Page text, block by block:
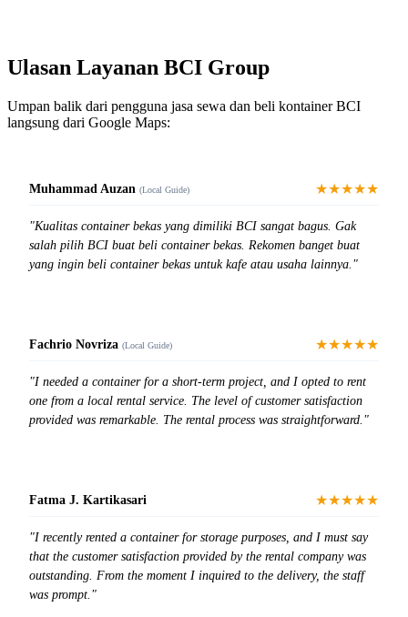
Ulasan Layanan BCI Group
Umpan balik dari pengguna jasa sewa dan beli kontainer BCI
langsung dari Google Maps:
Muhammad Auzan (Local Guide) ★★★★★
"Kualitas container bekas yang dimiliki BCI sangat bagus. Gak
salah pilih BCI buat beli container bekas. Rekomen banget buat
yang ingin beli container bekas untuk kafe atau usaha lainnya."
Fachrio Novriza (Local Guide) ★★★★★
"I needed a container for a short-term project, and I opted to rent
one from a local rental service. The level of customer satisfaction
provided was remarkable. The rental process was straightforward."
Fatma J. Kartikasari ★★★★★
"I recently rented a container for storage purposes, and I must say
that the customer satisfaction provided by the rental company was
outstanding. From the moment I inquired to the delivery, the staff
was prompt."